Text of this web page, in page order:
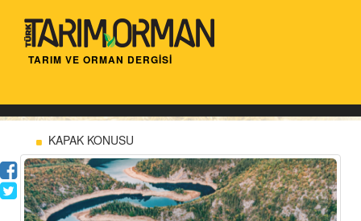
TARIM VE ORMAN DERGİSİ
KAPAK KONUSU